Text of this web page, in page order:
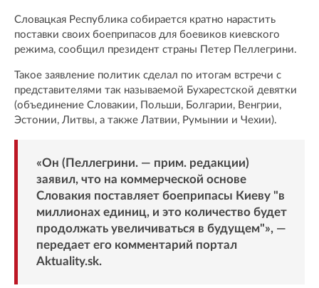
Словацкая Республика собирается кратно нарастить
поставки своих боеприпасов для боевиков киевского
режима, сообщил президент страны Петер Пеллегрини.
Такое заявление политик сделал по итогам встречи с
представителями так называемой Бухарестской девятки
(объединение Словакии, Польши, Болгарии, Венгрии,
Эстонии, Литвы, а также Латвии, Румынии и Чехии).
«Он (Пеллегрини. — прим. редакции)
заявил, что на коммерческой основе
Словакия поставляет боеприпасы Киеву "в
миллионах единиц, и это количество будет
продолжать увеличиваться в будущем"», —
передает его комментарий портал
Aktuality.sk.